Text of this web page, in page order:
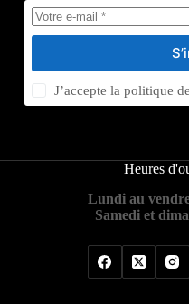
J’accepte lapolitique
Heures
Lundi au
Samedi et